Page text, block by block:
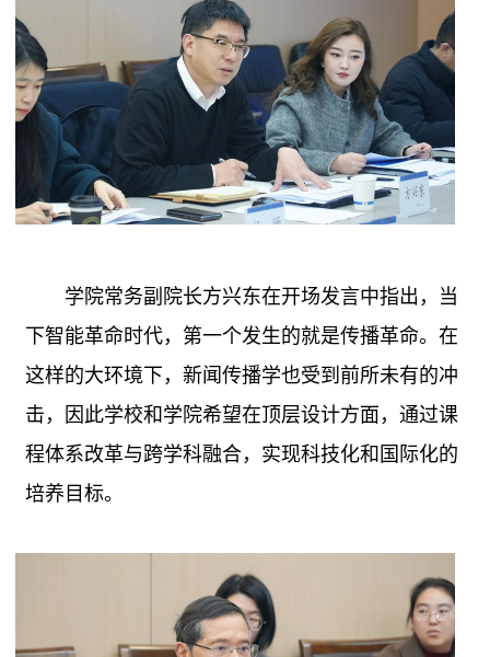
学院常务副院长方兴东在开场发言中指出，当
下智能革命时代，第一个发生的就是传播革命。在
这样的大环境下，新闻传播学也受到前所未有的冲
击，因此学校和学院希望在顶层设计方面，通过课
程体系改革与跨学科融合，实现科技化和国际化的
培养目标。